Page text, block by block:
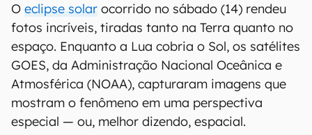
O eclipse solar ocorrido no sábado (14) rendeu
fotos incríveis, tiradas tanto na Terra quanto no
espaço. Enquanto a Lua cobria o Sol, os satélites
GOES, da Administração Nacional Oceânica e
Atmosférica (NOAA), capturaram imagens que
mostram o fenômeno em uma perspectiva
especial — ou, melhor dizendo, espacial.